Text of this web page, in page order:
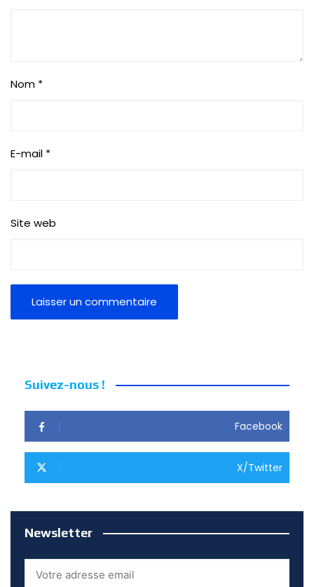
Nom *
E-mail *
Site web
Suivez-nous !
Facebook
X/Twitter
Newsletter